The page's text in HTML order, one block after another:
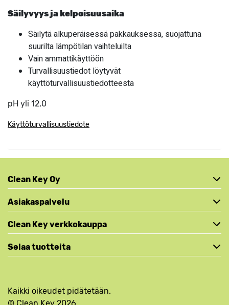
Säilyvyys ja kelpoisuusaika
Säilytä alkuperäisessä pakkauksessa, suojattuna
suurilta lämpötilan vaihteluilta
Vain ammattikäyttöön
Turvallisuustiedot löytyvät
käyttöturvallisuustiedotteesta
pH yli 12,0
Käyttöturvallisuustiedote
Clean Key Oy
Asiakaspalvelu
Clean Key verkkokauppa
Selaa tuotteita
Kaikki oikeudet pidätetään.